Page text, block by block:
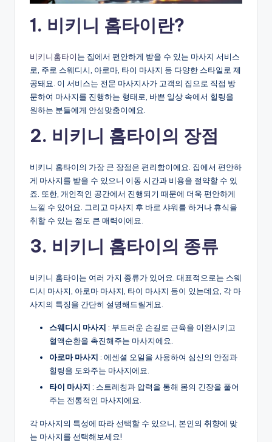
1. 비키니 홈타이란?
비키니홈타이는 집에서 편안하게 받을 수 있는 마사지 서비스
로, 주로 스웨디시, 아로마, 타이 마사지 등 다양한 스타일로 제
공돼요. 이 서비스는 전문 마사지사가 고객의 집으로 직접 방
문하여 마사지를 진행하는 형태로, 바쁜 일상 속에서 힐링을
원하는 분들에게 안성맞춤이에요.
2. 비키니 홈타이의 장점
비키니 홈타이의 가장 큰 장점은 편리함이에요. 집에서 편안하
게 마사지를 받을 수 있으니 이동 시간과 비용을 절약할 수 있
죠. 또한, 개인적인 공간에서 진행되기 때문에 더욱 편안하게
느낄 수 있어요. 그리고 마사지 후 바로 샤워를 하거나 휴식을
취할 수 있는 점도 큰 매력이에요.
3. 비키니 홈타이의 종류
비키니 홈타이는 여러 가지 종류가 있어요. 대표적으로는 스웨
디시 마사지, 아로마 마사지, 타이 마사지 등이 있는데요, 각 마
사지의 특징을 간단히 설명해드릴게요.
스웨디시 마사지 : 부드러운 손길로 근육을 이완시키고
혈액순환을 촉진해주는 마사지에요.
아로마 마사지 : 에센셜 오일을 사용하여 심신의 안정과
힐링을 도와주는 마사지에요.
타이 마사지 : 스트레칭과 압력을 통해 몸의 긴장을 풀어
주는 전통적인 마사지에요.
각 마사지의 특성에 따라 선택할 수 있으니, 본인의 취향에 맞
는 마사지를 선택해보세요!